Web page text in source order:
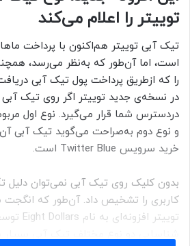
توییتر را اعلام می‌کند
تیک آبی توییتر هم‌اکنون با پرداخت
است، اما آن‌طور که به‌نظر می‌رسد،
را که ازطریق پرداخت پول تیک آبی
در نسخه‌ی جدید توییتر اگر روی تیک
دردسترس شما قرار می‌گیرد. نوع اول
و نوع دوم به‌صراحت می‌گوید تیک آبی
خرید سرویس Twitter Blue است.
بدون کلیک روی تیک آبی نمی‌توان
کاربری را تشخیص داد. آن‌طور که انگجت
توییتر افزونه‌ای به نام Eight Dollars توسعه داده است